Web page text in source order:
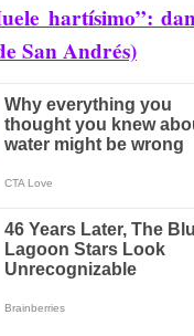
hartísimo”:
San Andrés)